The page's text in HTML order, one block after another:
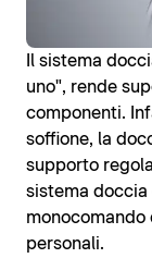
Il sistema
uno", rende
componenti.
soffione, la
supporto
sistema
personali.